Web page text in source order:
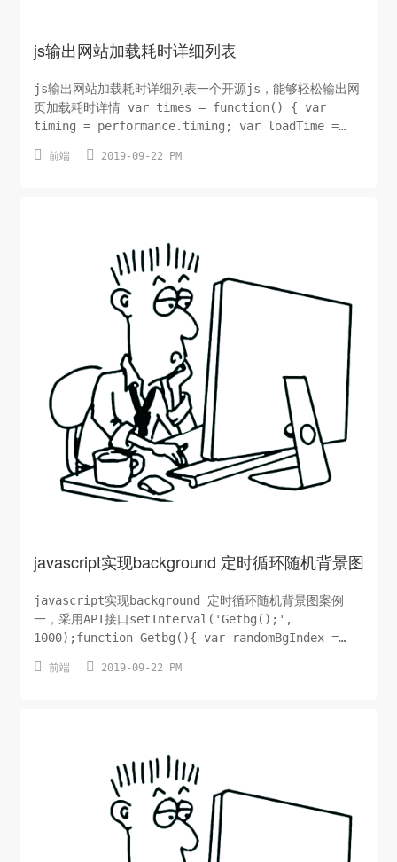
js输出网站加载耗时详细列表
js输出网站加载耗时详细列表一个开源js，能够轻松输出网
页加载耗时详情 var times = function() { var
timing = performance.timing; var loadTime =
timing.navigationStart;/*过早获取
 前端  2019-09-22 PM
javascript实现background 定时循环随机背景图
javascript实现background 定时循环随机背景图案例
一，采用API接口setInterval('Getbg();',
1000);function Getbg(){ var randomBgIndex =
背景图 document.body.style.background="#9E9E9E
 前端  2019-09-22 PM